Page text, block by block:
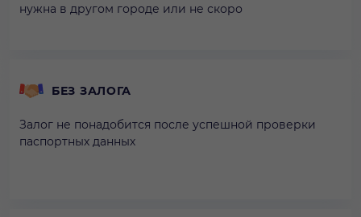
нужна в другом городе или не скоро
БЕЗ ЗАЛОГА
Залог не понадобится после успешной проверки
паспортных данных